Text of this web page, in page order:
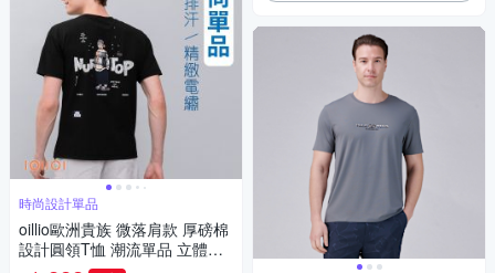
時尚設計單品
oillio歐洲貴族 微落肩款 厚磅棉
設計圓領T恤 潮流單品 立體刺